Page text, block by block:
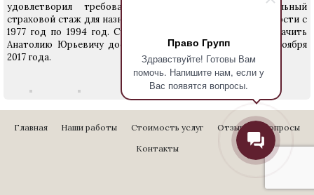
Право Групп
Здравствуйте! Готовы Вам
помочь. Напишите нам, если у
Вас появятся вопросы.
удовлетворил требования о включении в специальный
страховой стаж для назначения досрочной пенсии по старости с
1977 год по 1994 год. Суд обязал Пенсионный фонд назначить
Анатолию Юрьевичу досрочную пенсию по старости с ноября
2017 года.
Главная Наши работы Стоимость услуг Отзывы
Вопросы
Контакты